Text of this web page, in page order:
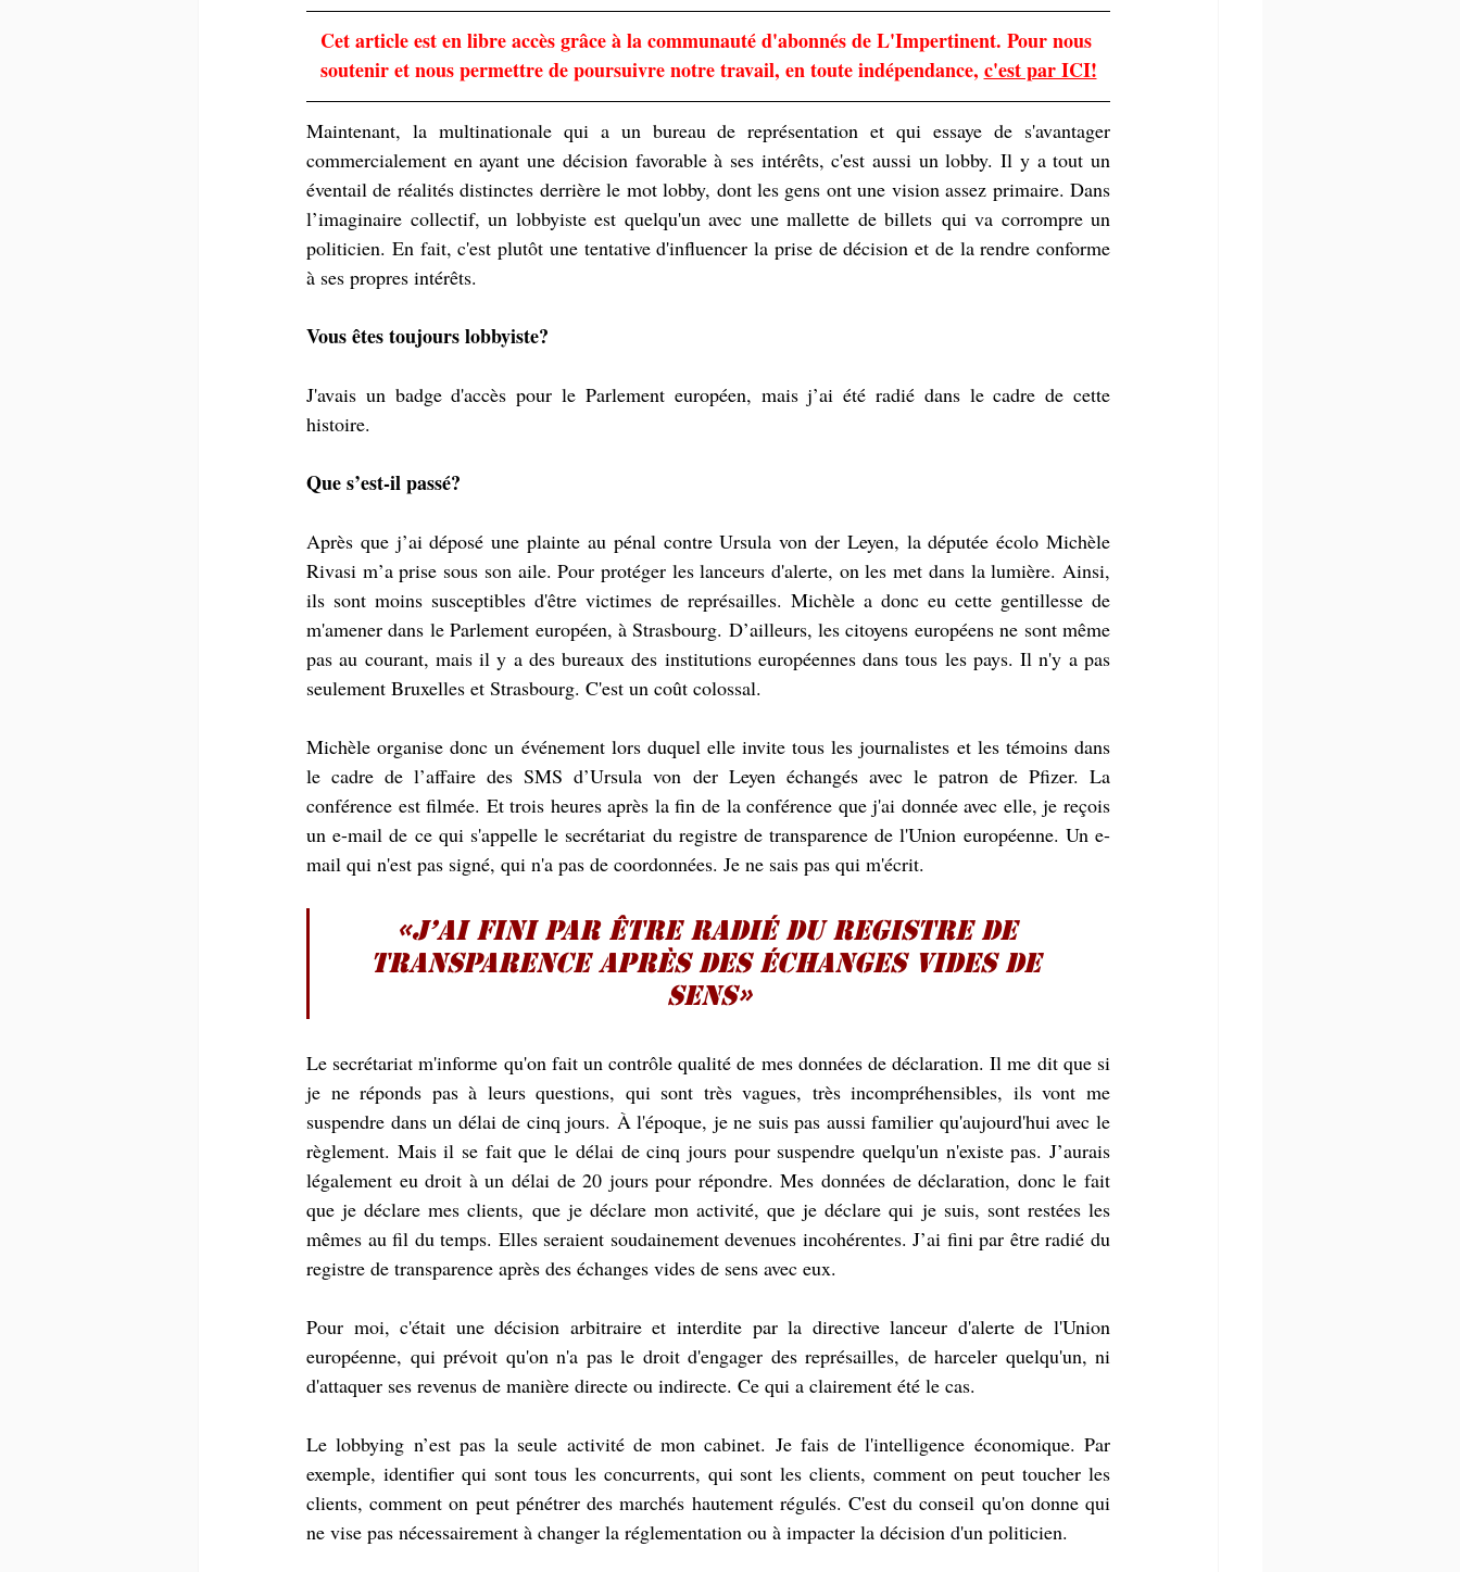
Cet article est en libre accès grâce à la communauté d'abonnés de L'Impertinent. Pour nous
soutenir et nous permettre de poursuivre notre travail, en toute indépendance, c'est par ICI!
Maintenant, la multinationale qui a un bureau de représentation et qui essaye de s'avantager
commercialement en ayant une décision favorable à ses intérêts, c'est aussi un lobby. Il y a tout un
éventail de réalités distinctes derrière le mot lobby, dont les gens ont une vision assez primaire. Dans
l’imaginaire collectif, un lobbyiste est quelqu'un avec une mallette de billets qui va corrompre un
politicien. En fait, c'est plutôt une tentative d'influencer la prise de décision et de la rendre conforme
à ses propres intérêts.
Vous êtes toujours lobbyiste?
J'avais un badge d'accès pour le Parlement européen, mais j’ai été radié dans le cadre de cette
histoire.
Que s’est-il passé?
Après que j’ai déposé une plainte au pénal contre Ursula von der Leyen, la députée écolo Michèle
Rivasi m’a prise sous son aile. Pour protéger les lanceurs d'alerte, on les met dans la lumière. Ainsi,
ils sont moins susceptibles d'être victimes de représailles. Michèle a donc eu cette gentillesse de
m'amener dans le Parlement européen, à Strasbourg. D’ailleurs, les citoyens européens ne sont même
pas au courant, mais il y a des bureaux des institutions européennes dans tous les pays. Il n'y a pas
seulement Bruxelles et Strasbourg. C'est un coût colossal.
Michèle organise donc un événement lors duquel elle invite tous les journalistes et les témoins dans
le cadre de l’affaire des SMS d’Ursula von der Leyen échangés avec le patron de Pfizer. La
conférence est filmée. Et trois heures après la fin de la conférence que j'ai donnée avec elle, je reçois
un e-mail de ce qui s'appelle le secrétariat du registre de transparence de l'Union européenne. Un e-
mail qui n'est pas signé, qui n'a pas de coordonnées. Je ne sais pas qui m'écrit.
«J’ai fini par être radié du registre de
transparence après des échanges vides de
sens»
Le secrétariat m'informe qu'on fait un contrôle qualité de mes données de déclaration. Il me dit que si
je ne réponds pas à leurs questions, qui sont très vagues, très incompréhensibles, ils vont me
suspendre dans un délai de cinq jours. À l'époque, je ne suis pas aussi familier qu'aujourd'hui avec le
règlement. Mais il se fait que le délai de cinq jours pour suspendre quelqu'un n'existe pas. J’aurais
légalement eu droit à un délai de 20 jours pour répondre. Mes données de déclaration, donc le fait
que je déclare mes clients, que je déclare mon activité, que je déclare qui je suis, sont restées les
mêmes au fil du temps. Elles seraient soudainement devenues incohérentes. J’ai fini par être radié du
registre de transparence après des échanges vides de sens avec eux.
Pour moi, c'était une décision arbitraire et interdite par la directive lanceur d'alerte de l'Union
européenne, qui prévoit qu'on n'a pas le droit d'engager des représailles, de harceler quelqu'un, ni
d'attaquer ses revenus de manière directe ou indirecte. Ce qui a clairement été le cas.
Le lobbying n’est pas la seule activité de mon cabinet. Je fais de l'intelligence économique. Par
exemple, identifier qui sont tous les concurrents, qui sont les clients, comment on peut toucher les
clients, comment on peut pénétrer des marchés hautement régulés. C'est du conseil qu'on donne qui
ne vise pas nécessairement à changer la réglementation ou à impacter la décision d'un politicien.